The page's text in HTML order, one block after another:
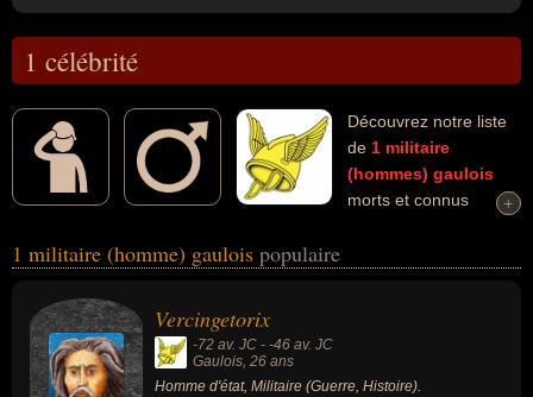
1 célébrité
Découvrez notre liste
de 1 militaire
(hommes) gaulois
morts et connus
masculin) peuvent avoir des liens variés dans les domaines de la
homme d'état.
+
+
1 militaire (homme) gaulois populaire
Vercingetorix
-72 av. JC - -46 av. JC
Gaulois, 26 ans
Homme d'état, Militaire (Guerre, Histoire).